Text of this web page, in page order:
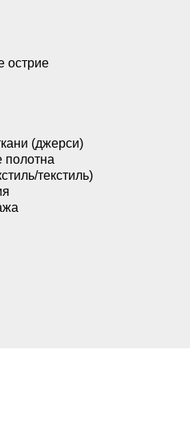
острие
(джерси)
полотна
текстиль)